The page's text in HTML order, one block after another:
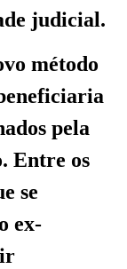
judicial.
método
pela
Entre os
se
ex-